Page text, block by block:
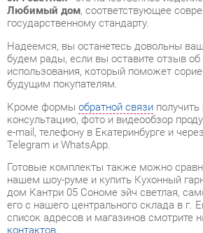
будущим покупателям.
Кроме формыобратной связиполучить
e-mail, телефону в Екатеринбурге и
Telegram и WhatsApp.
Готовые комплекты также можно
дом Кантри 05 Сономе эйч светлая,
его с нашего центрального склада в г.
список адресов и магазинов смотрите на
контактов.
Шкаф под встроенную технику
Бутылочница
Класс (кухни)